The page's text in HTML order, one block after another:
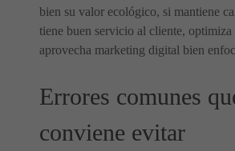
bien su valor ecológico, si mantiene
tiene buen servicio al cliente,
aprovecha marketing digital bien
Errores comunes
conviene evitar